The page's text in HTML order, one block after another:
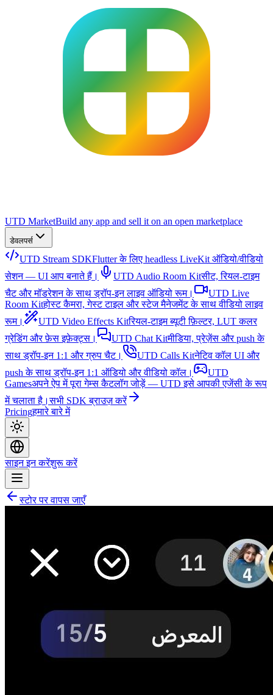
UTD MarketBuild any app and sell it on an open marketplace
डेवलपर्स
UTD Stream SDKFlutter के लिए headless LiveKit ऑडियो/वीडियो
सेशन — UI आप बनाते हैं।
UTD Audio Room Kitसीट, रियल-टाइम
चैट और मॉडरेशन के साथ ड्रॉप-इन लाइव ऑडियो रूम।
UTD Live
Room Kitहोस्ट कैमरा, गेस्ट टाइल और स्टेज मैनेजमेंट के साथ वीडियो लाइव
रूम।
UTD Video Effects Kitरियल-टाइम ब्यूटी फ़िल्टर, LUT कलर
ग्रेडिंग और फ़ेस इफ़ेक्ट्स।
UTD Chat Kitमीडिया, प्रेज़ेंस और push के
साथ ड्रॉप-इन 1:1 और ग्रुप चैट।
UTD Calls Kitनेटिव कॉल UI और
push के साथ ड्रॉप-इन 1:1 ऑडियो और वीडियो कॉल।
UTD
Gamesअपने ऐप में पूरा गेम्स कैटलॉग जोड़ें — UTD इसे आपकी एजेंसी के रूप
में चलाता है।सभी SDK ब्राउज़ करें
Pricingहमारे बारे में
साइन इन करेंशुरू करें
स्टोर पर वापस जाएँ